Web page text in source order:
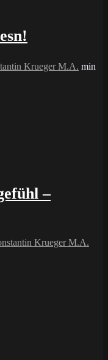
Krueger M.A. min
–
Krueger M.A.